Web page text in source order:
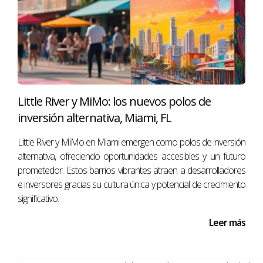
estilo de vida premium y alta demanda turística, lo que
garantiza ocupación constante y potenciales ingresos
significativos.
¿Cuáles son las mejores áreas para invertir?
Las áreas más destacadas incluyen Collins Avenue por su
lujo y exclusividad, South Beach por su atractivo turístico y
¿Es seguro alquilar propiedades a corto plazo?
Sí, siempre que cumplas con las regulaciones locales
sobre alquileres a corto plazo; esto puede ser una
excelente manera de maximizar tus ingresos.
Little River y MiMo: los nuevos polos de
inversión alternativa, Miami, FL
Little River y MiMo en Miami emergen como polos de inversión
alternativa, ofreciendo oportunidades accesibles y un futuro
prometedor. Estos barrios vibrantes atraen a desarrolladores
e inversores gracias su cultura única y potencial de crecimiento
significativo.
Leer más